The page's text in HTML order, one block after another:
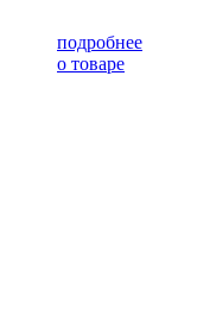
подробнее
о товаре